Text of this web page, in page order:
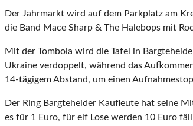
Der Jahrmarkt wird auf dem Parkplatz am
die Band Mace Sharp & The Halebops mit
Mit der Tombola wird die Tafel in
Ukraine verdoppelt, während das
14-tägigem Abstand, um einen
Der Ring Bargteheider Kaufleute hat seine
es für 1 Euro, für elf Lose werden 10 Euro